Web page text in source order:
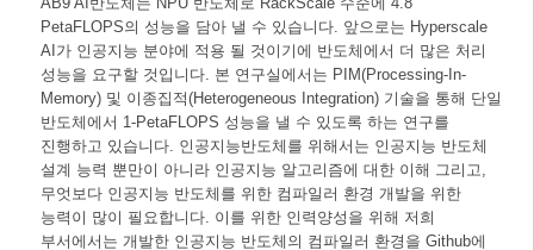
PetaFLOPS의 성능을 담아 낼 수 있습니다. 앞으로는 Hyperscale
AI가 인공지능 분야에 적용 될 것이기에 반도체에서 더 많은 처리
성능을 요구할 것입니다. 본 연구실에서는 PIM(Processing-In-
Memory) 및 이종집적(Heterogeneous Integration) 기술을 통해 단일
반도체에서 1-PetaFLOPS 성능을 낼 수 있도록 하는 연구를
진행하고 있습니다. 인공지능반도체를 위해서는 인공지능 반도체
설계 능력 뿐만이 아니라 인공지능 알고리즘에 대한 이해 그리고,
무엇보다 인공지능 반도체를 위한 컴파일러 환경 개발을 위한
능력이 많이 필요합니다. 이를 위한 인력양성을 위해 저희
부서에서는 개발한 인공지능 반도체의 컴파일러 환경을 Github에